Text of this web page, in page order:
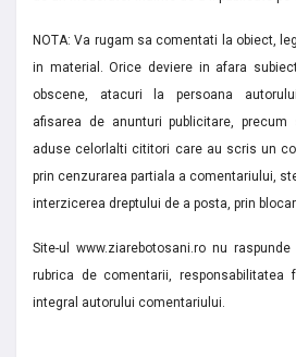
NOTA: Va rugam sa comentati la obiect,
in material. Orice deviere in afara
obscene, atacuri la persoana
afisarea de anunturi publicitare,
aduse celorlalti cititori care au scris un
prin cenzurarea partiala a comentariului,
interzicerea dreptului de a posta, prin
Site-ul www.ziarebotosani.ro nu
rubrica de comentarii, responsabilitatea
integral autorului comentariului.